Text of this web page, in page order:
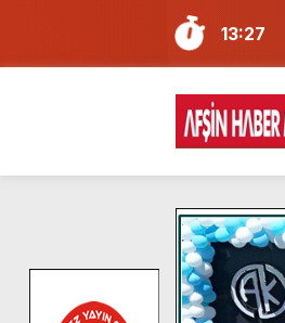
13:27
11:22
8:06
14:05
7:39
7:27
13:57
10:34
16:48